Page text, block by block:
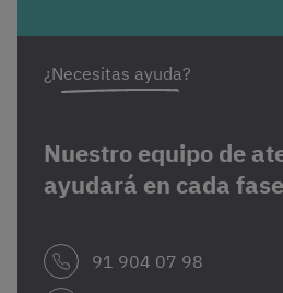
¿Necesitas ayuda?
Nuestro equipo de
ayudará en cada
91 904 07 98